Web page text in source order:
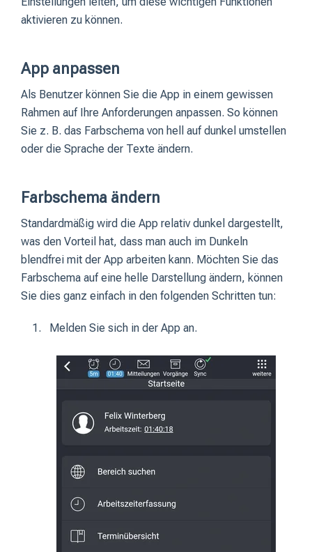
aktivieren zu können.
App anpassen
Als Benutzer können Sie die App in einem gewissen
Rahmen auf Ihre Anforderungen anpassen. So können
Sie z. B. das Farbschema von hell auf dunkel umstellen
oder die Sprache der Texte ändern.
Farbschema ändern
Standardmäßig wird die App relativ dunkel dargestellt,
was den Vorteil hat, dass man auch im Dunkeln
blendfrei mit der App arbeiten kann. Möchten Sie das
Farbschema auf eine helle Darstellung ändern, können
Sie dies ganz einfach in den folgenden Schritten tun:
Melden Sie sich in der App an.